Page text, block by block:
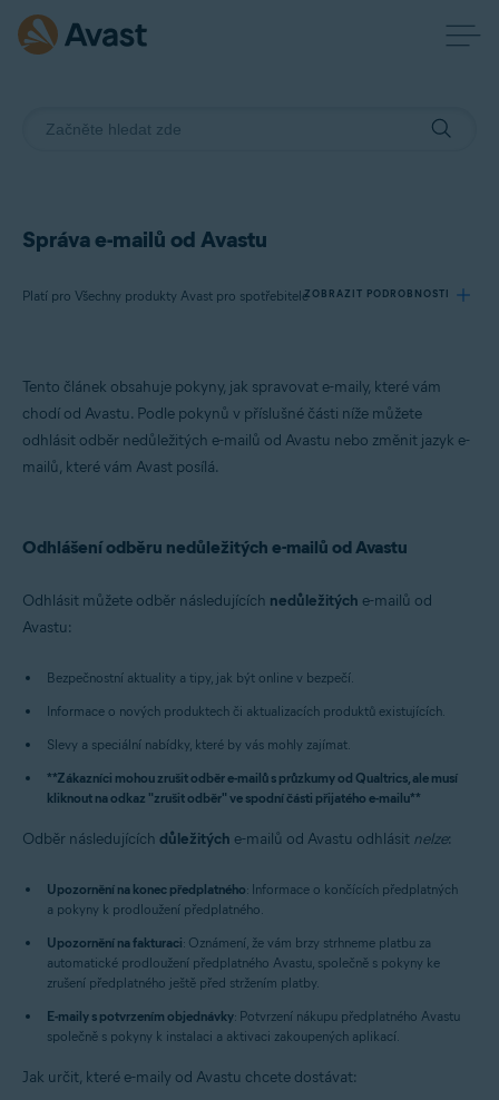
Správa e-mailů od Avastu
Platí pro Všechny produkty Avast pro spotřebiteleZOBRAZIT PODROBNOSTI
Produkty:
Všechny produkty Avast pro spotřebitele
Tento článek obsahuje pokyny, jak spravovat e-maily, které vám
chodí od Avastu. Podle pokynů v příslušné části níže můžete
odhlásit odběr nedůležitých e-mailů od Avastu nebo změnit jazyk e-
mailů, které vám Avast posílá.
Odhlášení odběru nedůležitých e-mailů od Avastu
Odhlásit můžete odběr následujících nedůležitých e-mailů od
Avastu:
Bezpečnostní aktuality a tipy, jak být online v bezpečí.
Informace o nových produktech či aktualizacích produktů existujících.
Slevy a speciální nabídky, které by vás mohly zajímat.
**Zákazníci mohou zrušit odběr e-mailů s průzkumy od Qualtrics, ale musí
kliknout na odkaz "zrušit odběr" ve spodní části přijatého e-mailu**
Odběr následujících důležitých e-mailů od Avastu odhlásit nelze:
Upozornění na konec předplatného: Informace o končících předplatných
a pokyny k prodloužení předplatného.
Upozornění na fakturaci: Oznámení, že vám brzy strhneme platbu za
automatické prodloužení předplatného Avastu, společně s pokyny ke
zrušení předplatného ještě před stržením platby.
E-maily s potvrzením objednávky: Potvrzení nákupu předplatného Avastu
společně s pokyny k instalaci a aktivaci zakoupených aplikací.
Jak určit, které e-maily od Avastu chcete dostávat: